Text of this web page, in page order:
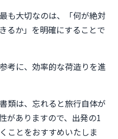
「膝下丈スカート」「カー
「マリーナベイサンズ」
｜「カシムラ NTI-13」が
」「trifa」の料金比較
も大切なのは、「何が絶対
るか」を明確にすることで
考に、効率的な荷造りを進
類は、忘れると旅行自体が
がありますので、出発の1
ことをおすすめいたしま